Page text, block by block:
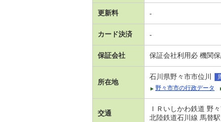
更新料 -
カード決済 -
保証会社 保証会社利用必 機関
所在地
石川県野々市市位川
野々市市の行政データ
交通
ＩＲいしかわ鉄道 野
北陸鉄道石川線 馬替